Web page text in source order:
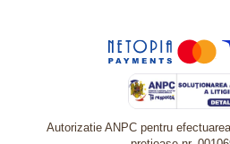
Autorizatie ANPC pentru